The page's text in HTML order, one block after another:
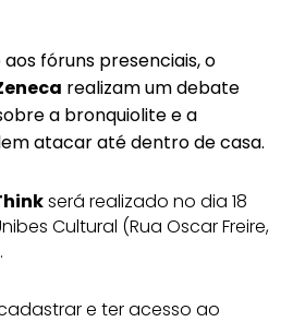
fóruns presenciais, o
realizam um debate
a bronquiolite e a
atacar até dentro de casa.
será realizado no dia 18
Cultural (Rua Oscar Freire,
e ter acesso ao